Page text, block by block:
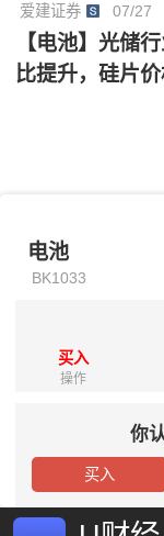
爱建证券 07/27
【电池】光储
比提升，硅片
电池
电池
BK1033
买入
操作
你
买入